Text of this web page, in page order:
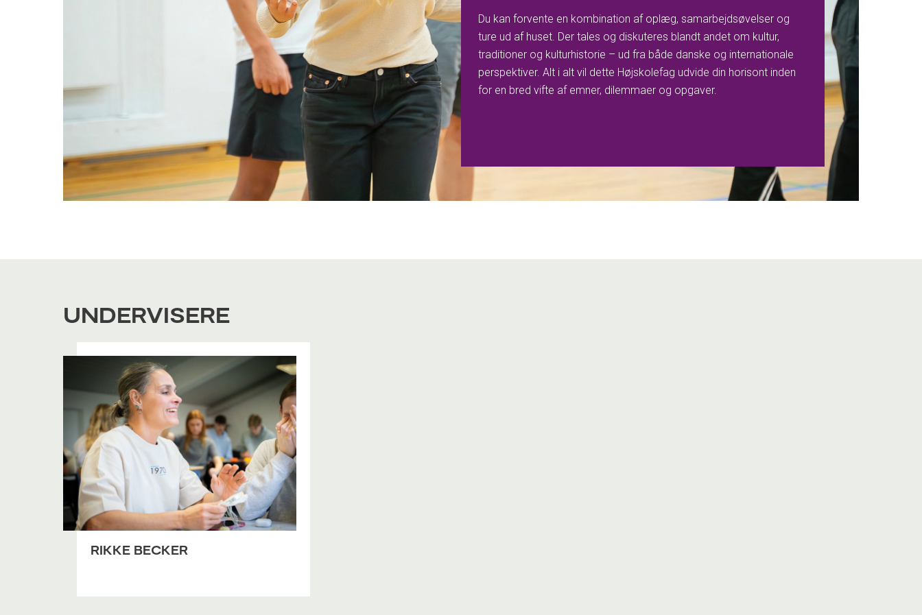
Du kan forvente en kombination af oplæg, samarbejdsøvelser og
ture ud af huset. Der tales og diskuteres blandt andet om kultur,
traditioner og kulturhistorie – ud fra både danske og internationale
perspektiver. Alt i alt vil dette Højskolefag udvide din horisont inden
for en bred vifte af emner, dilemmaer og opgaver.
UNDERVISERE
RIKKE BECKER